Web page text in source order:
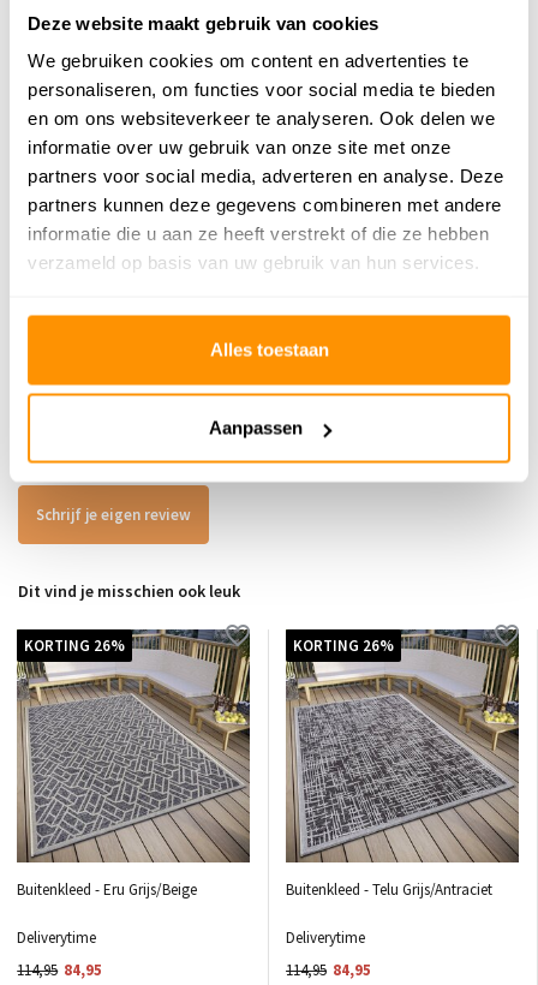
Deze website maakt gebruik van cookies
We gebruiken cookies om content en advertenties te
personaliseren, om functies voor social media te bieden
en om ons websiteverkeer te analyseren. Ook delen we
informatie over uw gebruik van onze site met onze
partners voor social media, adverteren en analyse. Deze
partners kunnen deze gegevens combineren met andere
informatie die u aan ze heeft verstrekt of die ze hebben
verzameld op basis van uw gebruik van hun services.
Alles toestaan
Aanpassen
Adviesprijs 114,95
84,95 26% Je bespaart 30 euro
Buy now, pay later
Gepost door:Annieop 22 April 2025
Het is een mooi buitenkleed, en is snel en
correct geleverd.
Schrijf je eigen review
Dit vind je misschien ook leuk
KORTING 26%
Buitenkleed - Eru Grijs/Beige
Deliverytime
114,95 84,95
KORTING 26%
Buitenkleed - Telu Grijs/Antraciet
Deliverytime
114,95 84,95